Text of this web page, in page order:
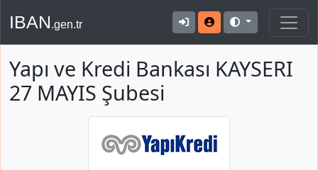
IBAN.gen.tr
Yapı ve Kredi Bankası KAYSERI
27 MAYIS Şubesi